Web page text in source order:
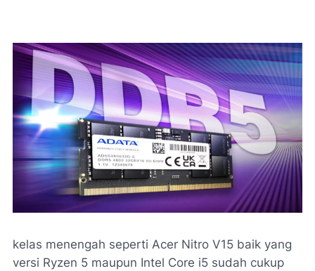
kelas menengah seperti Acer Nitro V15 baik yang
versi Ryzen 5 maupun Intel Core i5 sudah cukup